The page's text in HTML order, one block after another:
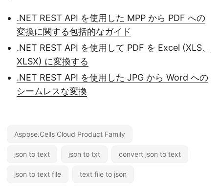
.NET REST API を使用した MPP から PDF への
変換に関する包括的なガイド
.NET REST API を使用して PDF を Excel (XLS、
XLSX) に変換する
.NET REST API を使用した JPG から Word への
シームレスな変換
Aspose.Cells Cloud Product Family
json to text json to txt convert json to text
json to text file text file to json